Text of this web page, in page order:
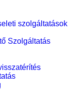
szolgáltatások
Szolgáltatás